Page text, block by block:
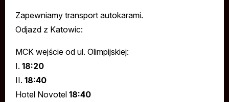
Zapewniamy transport autokarami.
Odjazd z Katowic:
MCK wejście od ul. Olimpijskiej:
I. 18:20
II. 18:40
Hotel Novotel 18:40